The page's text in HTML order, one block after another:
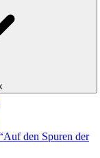
den Spuren der